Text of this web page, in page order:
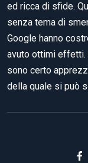
ed ricca di sfide.
senza tema di
Google hanno
avuto ottimi effetti.
sono certo
della quale si può